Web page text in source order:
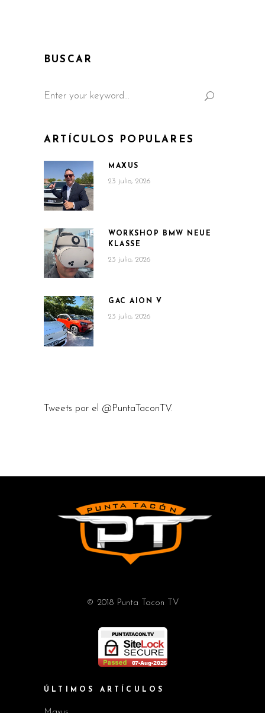
BUSCAR
for:
ARTÍCULOS POPULARES
MAXUS
23 julio, 2026
WORKSHOP BMW NEUE
KLASSE
23 julio, 2026
GAC AION V
23 julio, 2026
Tweets por el @PuntaTaconTV.
© 2018 Punta Tacon TV
ÚLTIMOS ARTÍCULOS